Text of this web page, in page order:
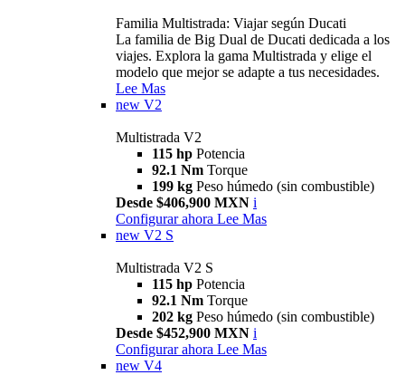
Familia Multistrada: Viajar según Ducati
La familia de Big Dual de Ducati dedicada a los
viajes. Explora la gama Multistrada y elige el
modelo que mejor se adapte a tus necesidades.
Lee Mas
new V2
Multistrada V2
115 hp Potencia
92.1 Nm Torque
199 kg Peso húmedo (sin combustible)
Desde $406,900 MXN i
Configurar ahora Lee Mas
new V2 S
Multistrada V2 S
115 hp Potencia
92.1 Nm Torque
202 kg Peso húmedo (sin combustible)
Desde $452,900 MXN i
Configurar ahora Lee Mas
new V4